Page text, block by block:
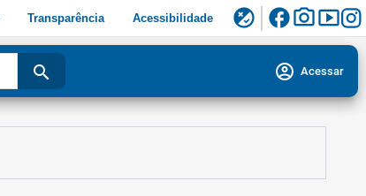
Transparência Acessibilidade flaky facebookphoto_camerasmart_display
search account_circle Acessar